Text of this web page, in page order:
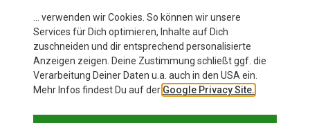
Ubic 25 Rucksack
139,60 €
… verwenden wir Cookies. So können wir unsere
Services für Dich optimieren, Inhalte auf Dich
zuschneiden und dir entsprechend personalisierte
Anzeigen zeigen. Deine Zustimmung schließt ggf. die
Verarbeitung Deiner Daten u.a. auch in den USA ein.
Mehr Infos findest Du auf der Google Privacy Site.